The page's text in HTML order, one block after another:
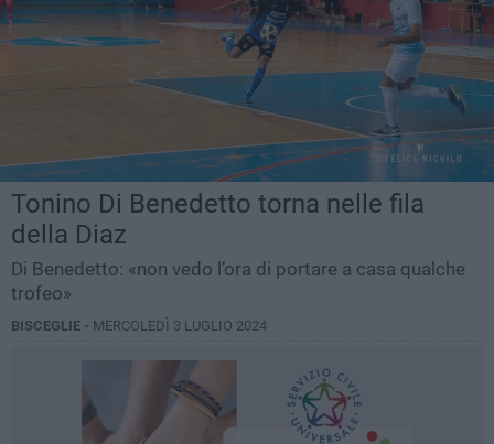
Tonino Di Benedetto torna nelle fila
della Diaz
Di Benedetto: «non vedo l’ora di portare a casa qualche
trofeo»
BISCEGLIE - MERCOLEDÌ 3 LUGLIO 2024